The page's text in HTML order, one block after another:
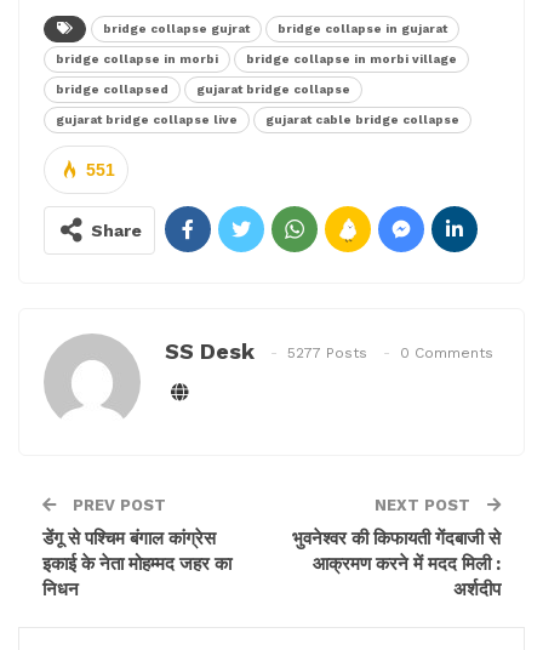
innocent lives and left many
trapped.
My deep condolences to the
families and friends of the
deceased. I pray that the injured
— Mamata Banerjee
(@MamataOfficial)
October 30,
उल्लेखनीय है कि गुजरात के मोरबी पुल हादसे में सोमवार को मृतकों
रविवार की शाम 6.30 बजे हुआ।
bridge collapse gujrat bridge collapse in gujarat
bridge collapse in morbi bridge collapse in morbi village
bridge collapsed gujarat bridge collapse
gujarat bridge collapse live gujarat cable bridge collapse
551
Share
SS Desk 5277 Posts 0 Comments
PREV POST
डेंगू से पश्चिम बंगाल कांग्रेस
इकाई के नेता मोहम्मद जहर का
निधन
NEXT POST
भुवनेश्वर की किफायती गेंदबाजी से
आक्रमण करने में मदद मिली :
अर्शदीप